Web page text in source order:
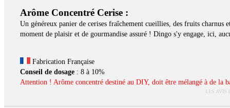
Arôme Concentré Cerise :
Un généreux panier de cerises fraîchement cueillies, des fruits
moment de plaisir et de gourmandise assuré ! Dingo s'y engage, ici,
Fabrication Française
Conseil de dosage: 8 à 10%
Attention ! Arôme concentré destiné au DIY, doit être mélangé à de la
LES AVIS